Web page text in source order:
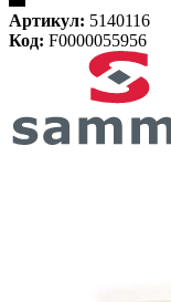
Артикул: 5140116
Код: F0000055956